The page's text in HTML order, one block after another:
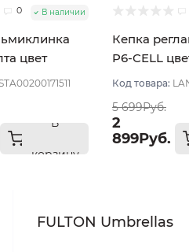
0 В наличии
цвет
размер 56
В
корзину
Кепка
P6-CELL
Код товара:
5 699Руб.
2
899Руб.
FULTON Umbrellas